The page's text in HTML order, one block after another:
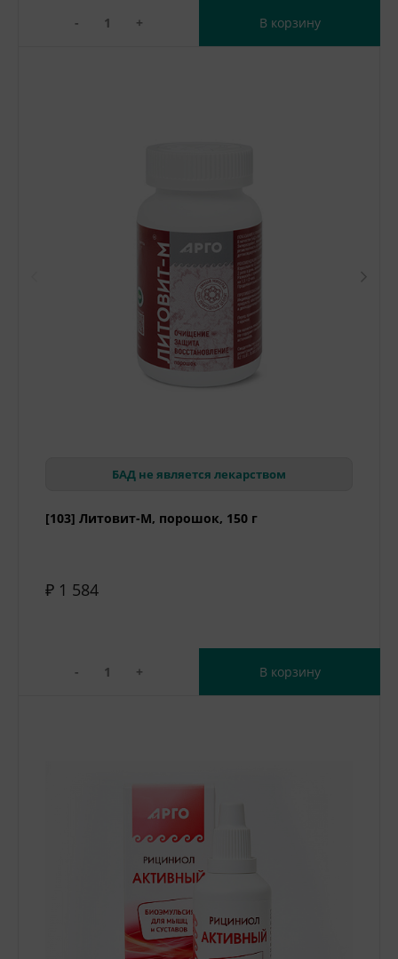
- + В корзину
БАД не является лекарством
[103] Литовит-М, порошок, 150 г
₽ 1 584
- + В корзину